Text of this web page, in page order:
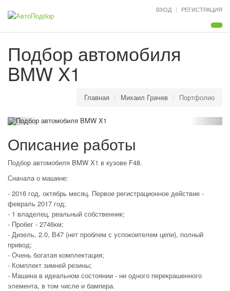
ВХОД РЕГИСТРАЦИЯ
Подбор автомобиля
BMW X1
Главная Михаил Грачев Портфолио
Описание работы
Подбор автомобиля BMW X1 в кузове F48.
Сначала о машине:
- 2016 год, октябрь месяц. Первое регистрационное действие -
февраль 2017 год;
- 1 владелец, реальный собственник;
- Пробег - 2746км;
- Дизель, 2.0, В47 (нет проблем с успокоителем цепи), полный
привод;
- Очень богатая комплектация;
- Комплект зимней резины;
- Машина в идеальном состоянии - ни одного перекрашенного
элемента, в том числе и бампера.